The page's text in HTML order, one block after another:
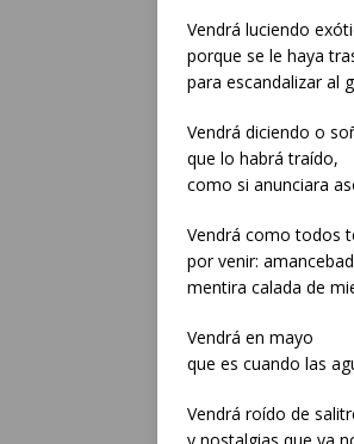
Vendrá luciendo
porque se le haya
para escandalizar al
Vendrá diciendo o
que lo habrá traído,
como si anunciara
Vendrá como todos
por venir:
mentira calada de
Vendrá en mayo
que es cuando las
Vendrá roído de